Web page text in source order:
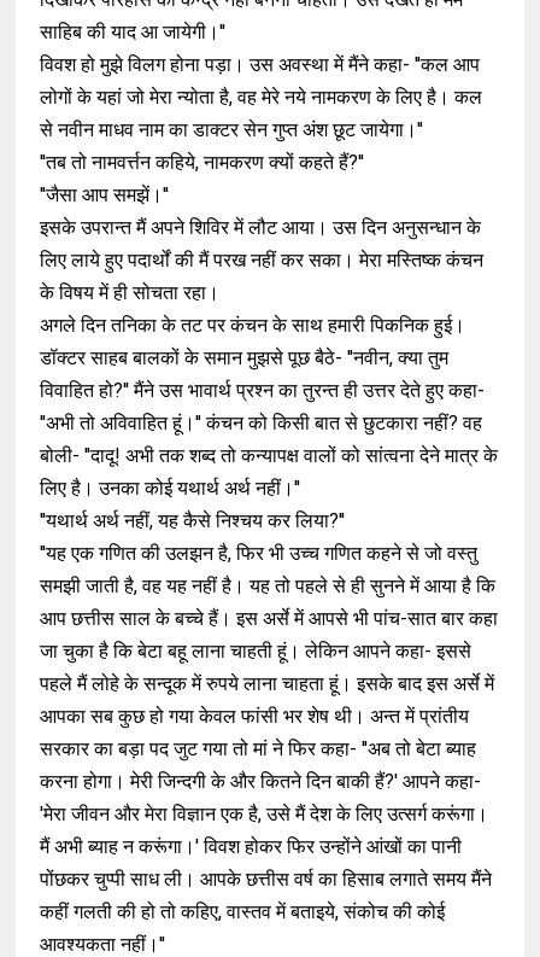
साहिब की याद आ जायेगी।''
विवश हो मुझे विलग होना पड़ा। उस अवस्था में मैंने कहा- ''कल आप
लोगों के यहां जो मेरा न्योता है, वह मेरे नये नामकरण के लिए है। कल
से नवीन माधव नाम का डाक्टर सेन गुप्त अंश छूट जायेगा।''
''तब तो नामवर्त्तन कहिये, नामकरण क्यों कहते हैं?''
''जैसा आप समझें।''
इसके उपरान्त मैं अपने शिविर में लौट आया। उस दिन अनुसन्धान के
लिए लाये हुए पदार्थों की मैं परख नहीं कर सका। मेरा मस्तिष्क कंचन
के विषय में ही सोचता रहा।
अगले दिन तनिका के तट पर कंचन के साथ हमारी पिकनिक हुई।
डॉक्टर साहब बालकों के समान मुझसे पूछ बैठे- ''नवीन, क्या तुम
विवाहित हो?'' मैंने उस भावार्थ प्रश्न का तुरन्त ही उत्तर देते हुए कहा-
''अभी तो अविवाहित हूं।'' कंचन को किसी बात से छुटकारा नहीं? वह
बोली- ''दादू! अभी तक शब्द तो कन्यापक्ष वालों को सांत्वना देने मात्र के
लिए है। उनका कोई यथार्थ अर्थ नहीं।''
''यथार्थ अर्थ नहीं, यह कैसे निश्चय कर लिया?''
''यह एक गणित की उलझन है, फिर भी उच्च गणित कहने से जो वस्तु
समझी जाती है, वह यह नहीं है। यह तो पहले से ही सुनने में आया है कि
आप छत्तीस साल के बच्चे हैं। इस अर्से में आपसे भी पांच-सात बार कहा
जा चुका है कि बेटा बहू लाना चाहती हूं। लेकिन आपने कहा- इससे
पहले मैं लोहे के सन्दूक में रुपये लाना चाहता हूं। इसके बाद इस अर्से में
आपका सब कुछ हो गया केवल फांसी भर शेष थी। अन्त में प्रांतीय
सरकार का बड़ा पद जुट गया तो मां ने फिर कहा- ''अब तो बेटा ब्याह
करना होगा। मेरी जिन्दगी के और कितने दिन बाकी हैं?' आपने कहा-
'मेरा जीवन और मेरा विज्ञान एक है, उसे मैं देश के लिए उत्सर्ग करूंगा।
मैं अभी ब्याह न करूंगा।' विवश होकर फिर उन्होंने आंखों का पानी
पोंछकर चुप्पी साध ली। आपके छत्तीस वर्ष का हिसाब लगाते समय मैंने
कहीं गलती की हो तो कहिए, वास्तव में बताइये, संकोच की कोई
आवश्यकता नहीं।''